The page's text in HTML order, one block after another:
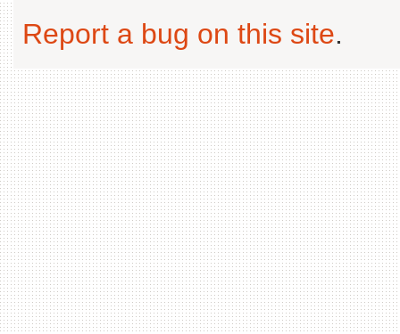
Report a bug on this site.